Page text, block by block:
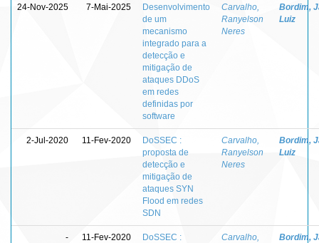
24-Nov-2025 7-Mai-2025
Desenvolvimento
de um
mecanismo
integrado para a
detecção e
mitigação de
ataques DDoS
em redes
definidas por
software
Carvalho,
Ranyelson
Neres
Bordim,
Luiz
2-Jul-2020 11-Fev-2020
DoSSEC :
proposta de
detecção e
mitigação de
ataques SYN
Flood em redes
SDN
Carvalho,
Ranyelson
Neres
Bordim,
Luiz
- 11-Fev-2020
DoSSEC :
Carvalho,
Bordim,